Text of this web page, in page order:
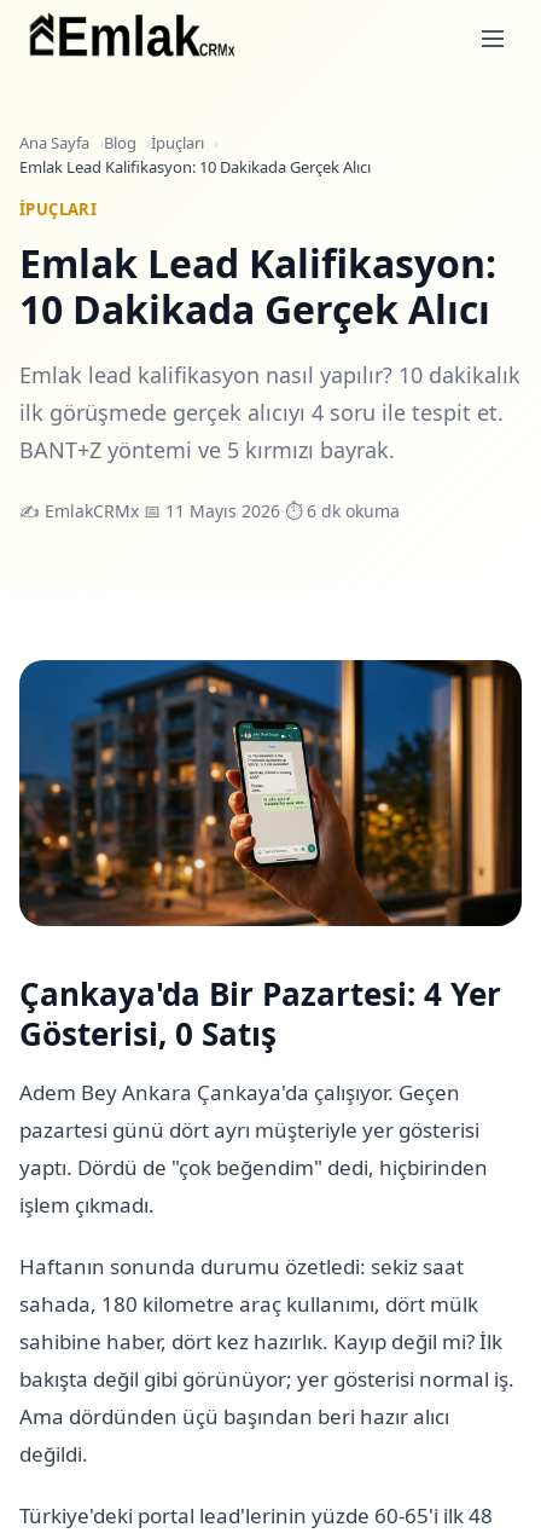
Ana Sayfa Blog
İpuçları
Emlak Lead Kalifikasyon: 10 Dakikada Gerçek Alıcı
İPUÇLARI
Emlak Lead Kalifikasyon:
10 Dakikada Gerçek Alıcı
Emlak lead kalifikasyon nasıl yapılır? 10 dakikalık
ilk görüşmede gerçek alıcıyı 4 soru ile tespit et.
BANT+Z yöntemi ve 5 kırmızı bayrak.
✍️ EmlakCRMx·📅 11 Mayıs 2026·⏱ 6 dk okuma
Çankaya'da Bir Pazartesi: 4 Yer
Gösterisi, 0 Satış
Adem Bey Ankara Çankaya'da çalışıyor. Geçen
pazartesi günü dört ayrı müşteriyle yer gösterisi
yaptı. Dördü de "çok beğendim" dedi, hiçbirinden
işlem çıkmadı.
Haftanın sonunda durumu özetledi: sekiz saat
sahada, 180 kilometre araç kullanımı, dört mülk
sahibine haber, dört kez hazırlık. Kayıp değil mi? İlk
bakışta değil gibi görünüyor; yer gösterisi normal iş.
Ama dördünden üçü başından beri hazır alıcı
değildi.
Türkiye'deki portal lead'lerinin yüzde 60-65'i ilk 48